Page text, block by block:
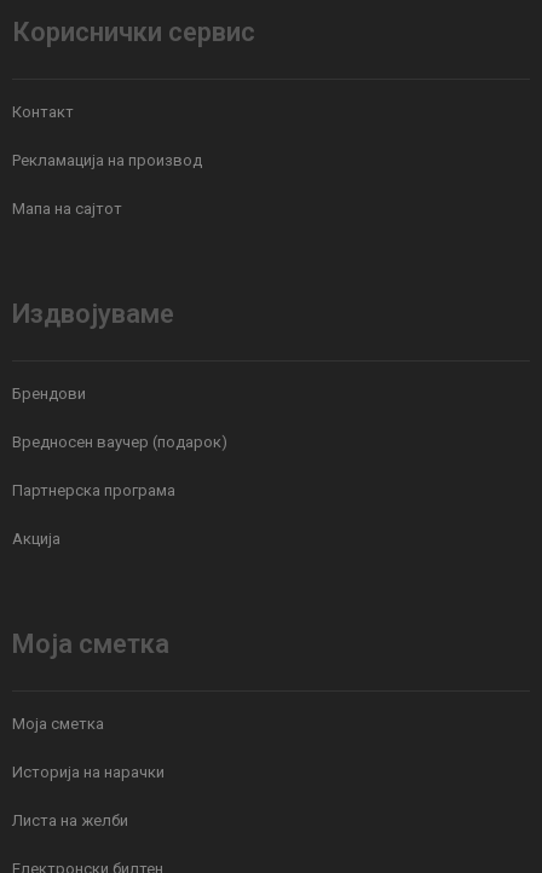
Кориснички сервис
Контакт
Рекламација на производ
Мапа на сајтот
Издвојуваме
Брендови
Вредносен ваучер (подарок)
Партнерска програма
Акција
Моја сметка
Моја сметка
Историја на нарачки
Листа на желби
Електронски билтен